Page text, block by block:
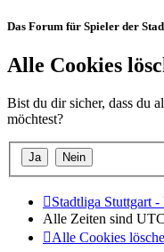
Das Forum für Spieler der
Alle Cookies
Bist du dir sicher, dass du
möchtest?
Stadtliga Stuttgart
Alle Zeiten sind
Alle Cookies